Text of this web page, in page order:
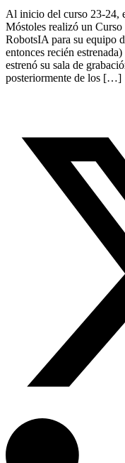
Al inicio del curso 23-24,
Móstoles realizó un
RobotsIA para su equipo
entonces recién
estrenó su sala de
posteriormente de los […]